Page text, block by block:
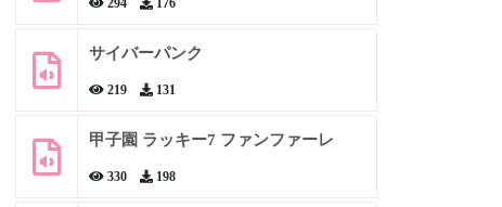
サイバーパンク
219 131
甲子園 ラッキー7 ファンファーレ
330 198